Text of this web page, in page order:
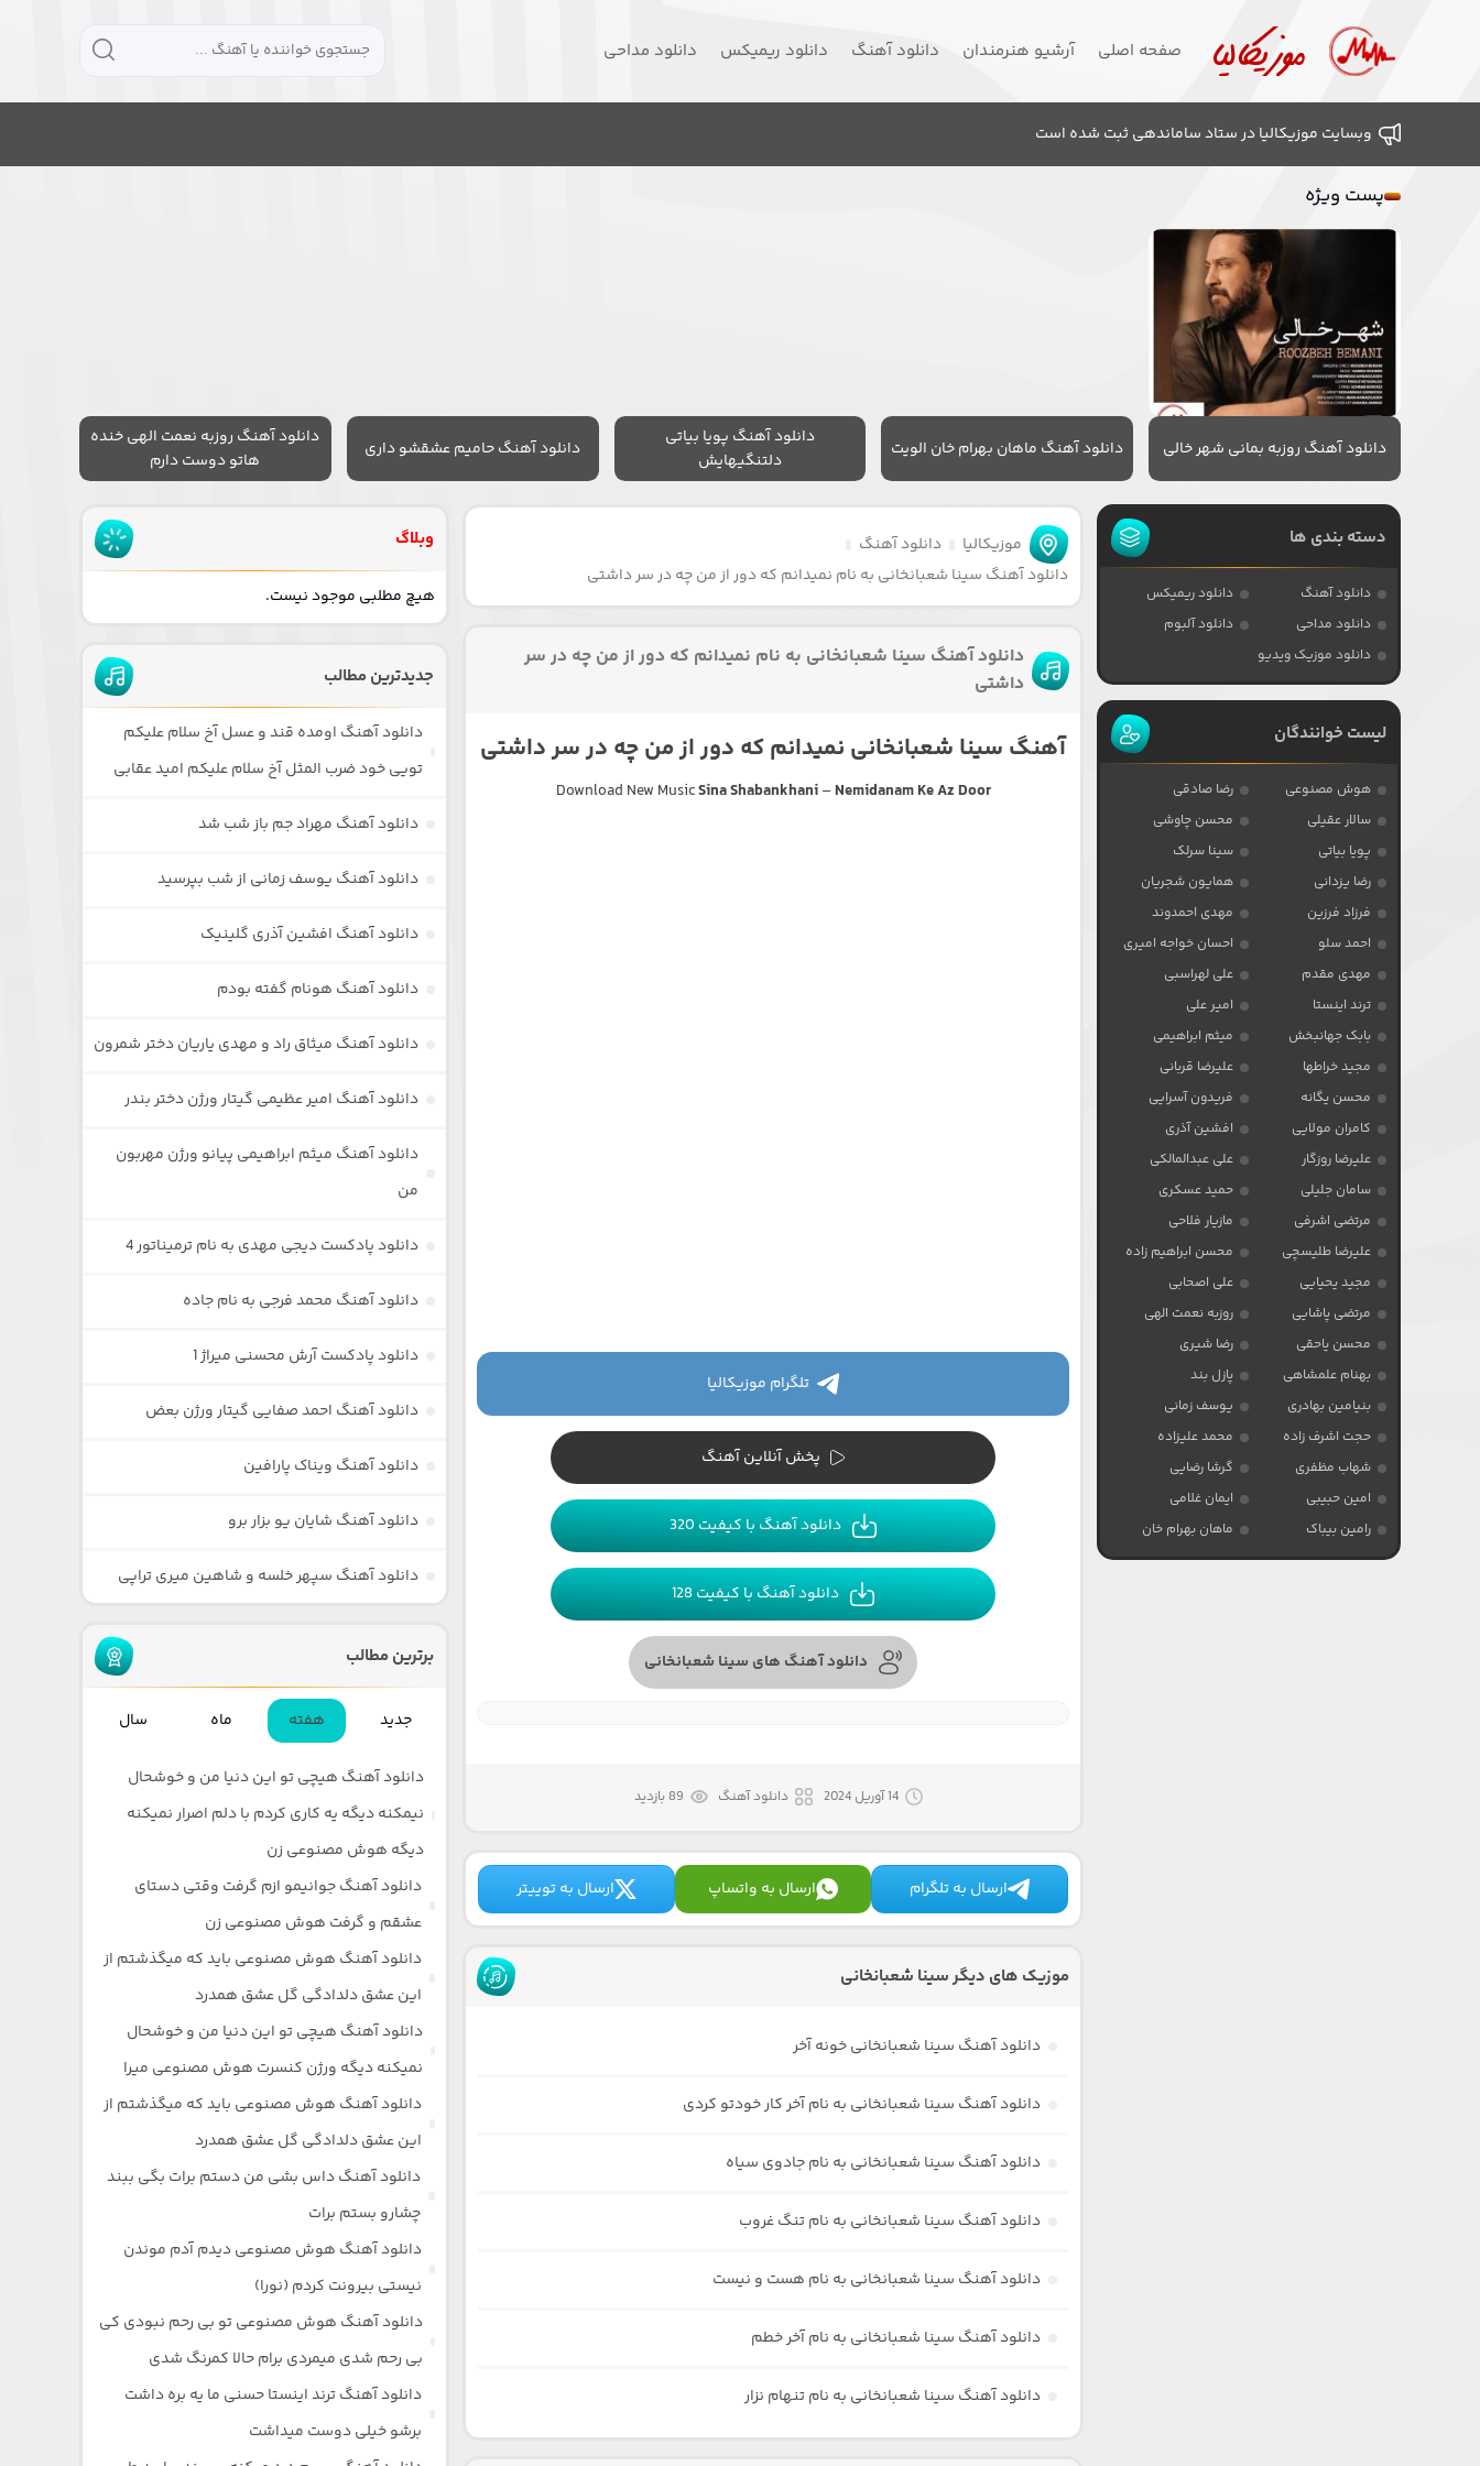
صفحه اصلی آرشیو هنرمندان دانلود آهنگ دانلود ریمیکس دانلود مداحی
وبسایت موزیکالیا در ستاد ساماندهی ثبت شده است
پست ویژه
دانلود آهنگ روزبه بمانی شهر خالی دانلود آهنگ ماهان بهرام خان الویت
دانلود آهنگ پویا بیاتی
دلتنگیهایش
دانلود آهنگ حامیم عشقشو داری
دانلود آهنگ روزبه نعمت الهی خنده
هاتو دوست دارم
موزیکالیا
دانلود آهنگ
دانلود آهنگ سینا شعبانخانی به نام نمیدانم که دور از من چه در سر داشتی
دانلود آهنگ سینا شعبانخانی به نام نمیدانم که دور از من چه در سر
داشتی
آهنگ سینا شعبانخانی نمیدانم که دور از من چه در سر داشتی
Download New MusicSina Shabankhani– Nemidanam Ke Az Door
تلگرام موزیکالیا
پخش آنلاین آهنگ
دانلود آهنگ با کیفیت 320
دانلود آهنگ با کیفیت 128
دانلود آهنگ های سینا شعبانخانی
14 آوریل 2024 دانلود آهنگ 89 بازدید
ارسال به تلگرام ارسال به واتساپ ارسال به توییتر
موزیک های دیگر سینا شعبانخانی
دانلود آهنگ سینا شعبانخانی خونه آخر
دانلود آهنگ سینا شعبانخانی به نام آخر کار خودتو کردی
دانلود آهنگ سینا شعبانخانی به نام جادوی سیاه
دانلود آهنگ سینا شعبانخانی به نام تنگ غروب
دانلود آهنگ سینا شعبانخانی به نام هست و نیست
دانلود آهنگ سینا شعبانخانی به نام آخر خطم
دانلود آهنگ سینا شعبانخانی به نام تنهام نزار
دسته بندی ها
دانلود آهنگ
دانلود ریمیکس
دانلود مداحی
دانلود آلبوم
دانلود موزیک ویدیو
لیست خوانندگان
هوش مصنوعی
رضا صادقی
سالار عقیلی
محسن چاوشی
پویا بیاتی
سینا سرلک
رضا یزدانی
همایون شجریان
فرزاد فرزین
مهدی احمدوند
احمد سلو
احسان خواجه امیری
مهدی مقدم
علی لهراسبی
ترند اینستا
امیر علی
بابک جهانبخش
میثم ابراهیمی
مجید خراطها
علیرضا قربانی
محسن یگانه
فریدون آسرایی
کامران مولایی
افشین آذری
علیرضا روزگار
علی عبدالمالکی
سامان جلیلی
حمید عسکری
مرتضی اشرفی
مازیار فلاحی
علیرضا طلیسچی
محسن ابراهیم زاده
مجید یحیایی
علی اصحابی
مرتضی پاشایی
روزبه نعمت الهی
محسن یاحقی
رضا شیری
بهنام علمشاهی
پازل بند
بنیامین بهادری
یوسف زمانی
حجت اشرف زاده
محمد علیزاده
شهاب مظفری
گرشا رضایی
امین حبیبی
ایمان غلامی
رامین بیباک
ماهان بهرام خان
وبلاگ
هیچ مطلبی موجود نیست.
جدیدترین مطالب
دانلود آهنگ اومده قند و عسل آخ سلام علیکم
تویی خود ضرب المثل آخ سلام علیکم امید عقابی
دانلود آهنگ مهراد جم باز شب شد
دانلود آهنگ یوسف زمانی از شب بپرسید
دانلود آهنگ افشین آذری گلینیک
دانلود آهنگ هونام گفته بودم
دانلود آهنگ میثاق راد و مهدی یاریان دختر شمرون
دانلود آهنگ امیر عظیمی گیتار ورژن دختر بندر
دانلود آهنگ میثم ابراهیمی پیانو ورژن مهربون
من
دانلود پادکست دیجی مهدی به نام ترمیناتور 4
دانلود آهنگ محمد فرجی به نام جاده
دانلود پادکست آرش محسنی میراژ 1
دانلود آهنگ احمد صفایی گیتار ورژن بعض
دانلود آهنگ ویناک پارافین
دانلود آهنگ شایان یو بزار برو
دانلود آهنگ سپهر خلسه و شاهین میری تراپی
برترین مطالب
جدید هفته ماه سال
دانلود آهنگ هیچی تو این دنیا من و خوشحال
نیمکنه دیگه یه کاری کردم با دلم اصرار نمیکنه
دیگه هوش مصنوعی زن
دانلود آهنگ جوانیمو ازم گرفت وقتی دستای
عشقم و گرفت هوش مصنوعی زن
دانلود آهنگ هوش مصنوعی باید که میگذشتم از
این عشق دلدادگی گل عشق همدرد
دانلود آهنگ هیچی تو این دنیا من و خوشحال
نمیکنه دیگه ورژن کنسرت هوش مصنوعی میرا
دانلود آهنگ هوش مصنوعی باید که میگذشتم از
این عشق دلدادگی گل عشق همدرد
دانلود آهنگ داس بشی من دستم برات بگی ببند
چشارو بستم برات
دانلود آهنگ هوش مصنوعی دیدم آدم موندن
نیستی بیرونت کردم (نورا)
دانلود آهنگ هوش مصنوعی تو بی رحم نبودی کی
بی رحم شدی میمردی برام حالا کمرنگ شدی
دانلود آهنگ ترند اینستا حسنی ما یه بره داشت
برشو خیلی دوست میداشت